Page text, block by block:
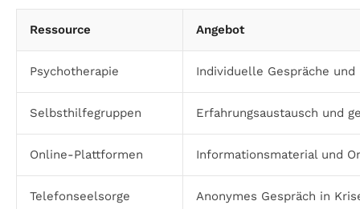
Ressource Angebot
Psychotherapie Individuelle Gespräche und
Selbsthilfegruppen Erfahrungsaustausch und
Online-Plattformen Informationsmaterial und
Telefonseelsorge Anonymes Gespräch in